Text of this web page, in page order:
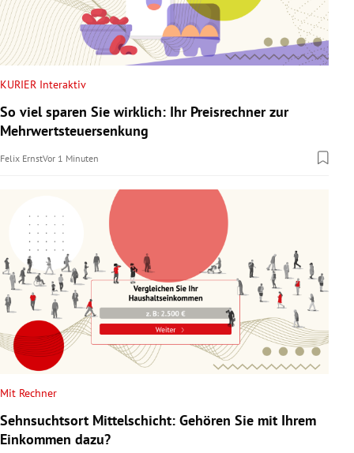
KURIER Interaktiv
So viel sparen Sie wirklich: Ihr Preisrechner zur
Mehrwertsteuersenkung
Felix ErnstVor 1 Minuten
Mit Rechner
Sehnsuchtsort Mittelschicht: Gehören Sie mit Ihrem
Einkommen dazu?